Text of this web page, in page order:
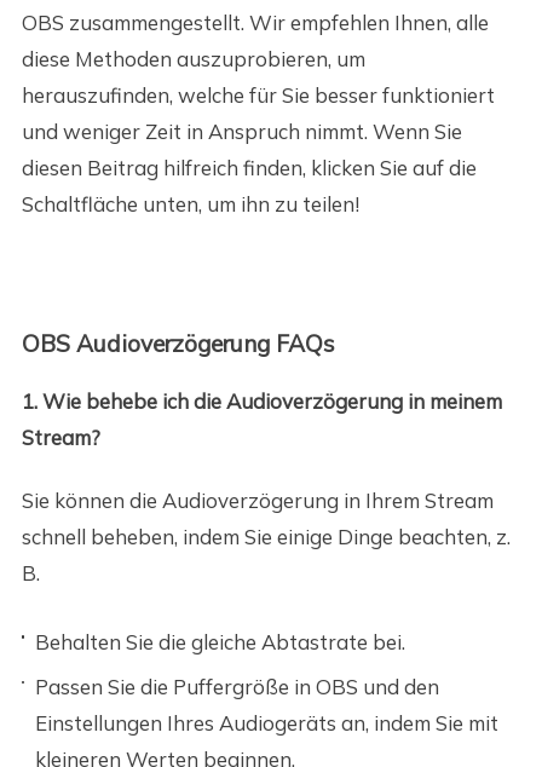
OBS zusammengestellt. Wir empfehlen Ihnen, alle
diese Methoden auszuprobieren, um
herauszufinden, welche für Sie besser funktioniert
und weniger Zeit in Anspruch nimmt. Wenn Sie
diesen Beitrag hilfreich finden, klicken Sie auf die
Schaltfläche unten, um ihn zu teilen!
OBS Audioverzögerung FAQs
1. Wie behebe ich die Audioverzögerung in meinem
Stream?
Sie können die Audioverzögerung in Ihrem Stream
schnell beheben, indem Sie einige Dinge beachten, z.
B.
Behalten Sie die gleiche Abtastrate bei.
Passen Sie die Puffergröße in OBS und den
Einstellungen Ihres Audiogeräts an, indem Sie mit
kleineren Werten beginnen.